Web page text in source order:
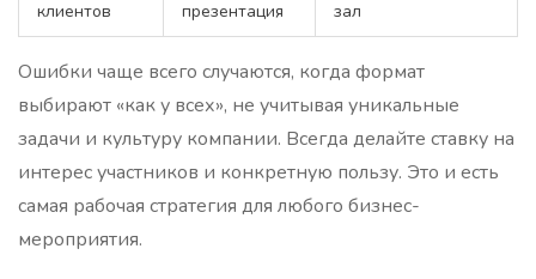
клиентов
презентация
зал
Ошибки чаще всего случаются, когда формат
выбирают «как у всех», не учитывая уникальные
задачи и культуру компании. Всегда делайте ставку на
интерес участников и конкретную пользу. Это и есть
самая рабочая стратегия для любого бизнес-
мероприятия.